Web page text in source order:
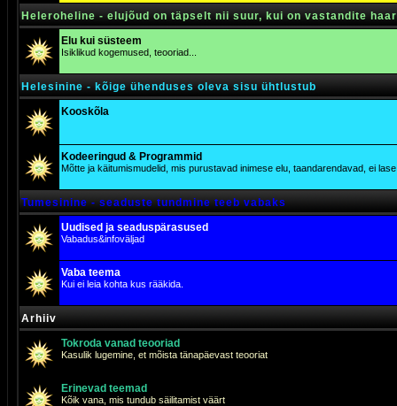
Heleroheline - elujõud on täpselt nii suur, kui on vastandite
Elu kui süsteem
Isiklikud kogemused, teooriad...
Helesinine - kõige ühenduses oleva sisu ühtlustub
Kooskõla
Kodeeringud & Programmid
Mõtte ja käitumismudelid, mis purustavad inimese elu, taandarendavad, ei
Tumesinine - seaduste tundmine teeb vabaks
Uudised ja seaduspärasused
Vabadus&infoväljad
Vaba teema
Kui ei leia kohta kus rääkida.
Arhiiv
Tokroda vanad teooriad
Kasulik lugemine, et mõista tänapäevast teooriat
Erinevad teemad
Kõik vana, mis tundub säilitamist väärt